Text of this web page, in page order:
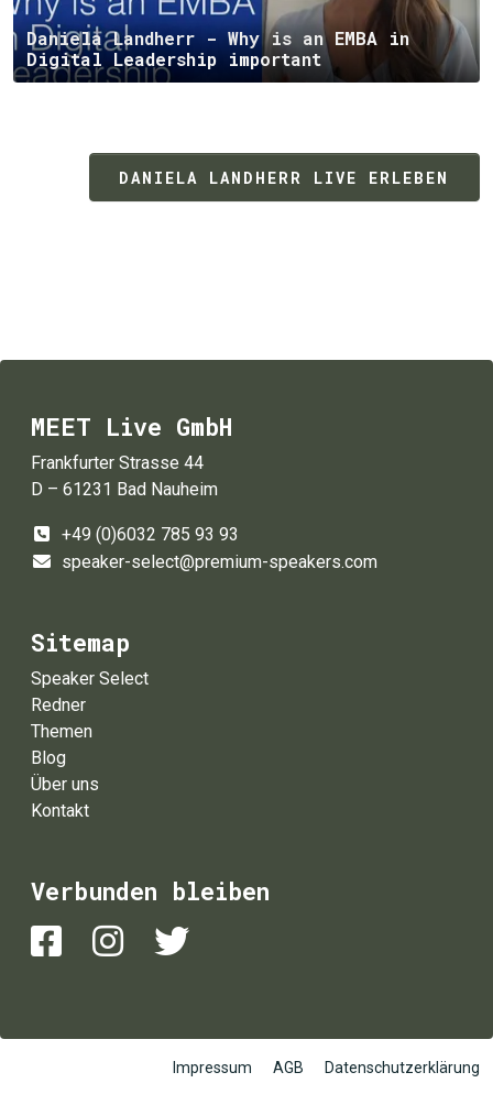
Daniela Landherr - Why is an EMBA in
Digital Leadership important
DANIELA LANDHERR LIVE ERLEBEN
MEET Live GmbH
Frankfurter Strasse 44
D – 61231 Bad Nauheim
+49 (0)6032 785 93 93
speaker-select@premium-speakers.com
Sitemap
Speaker Select
Redner
Themen
Blog
Über uns
Kontakt
Verbunden bleiben
Impressum AGB Datenschutzerklärung